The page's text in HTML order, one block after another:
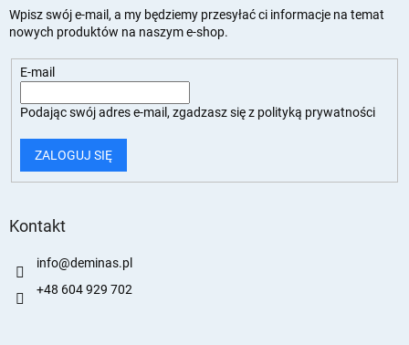
Wpisz swój e-mail, a my będziemy przesyłać ci informacje na temat
nowych produktów na naszym e-shop.
E-mail
Podając swój adres e-mail, zgadzasz się z polityką prywatności
ZALOGUJ SIĘ
Kontakt
info@deminas.pl
+48 604 929 702